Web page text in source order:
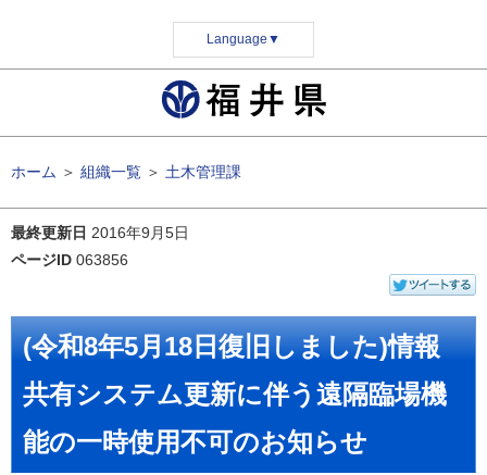
Language ▼
ホーム ＞ 組織一覧 ＞ 土木管理課
最終更新日 2016年9月5日
ページID 063856
(令和8年5月18日復旧しました)情報
共有システム更新に伴う遠隔臨場機
能の一時使用不可のお知らせ